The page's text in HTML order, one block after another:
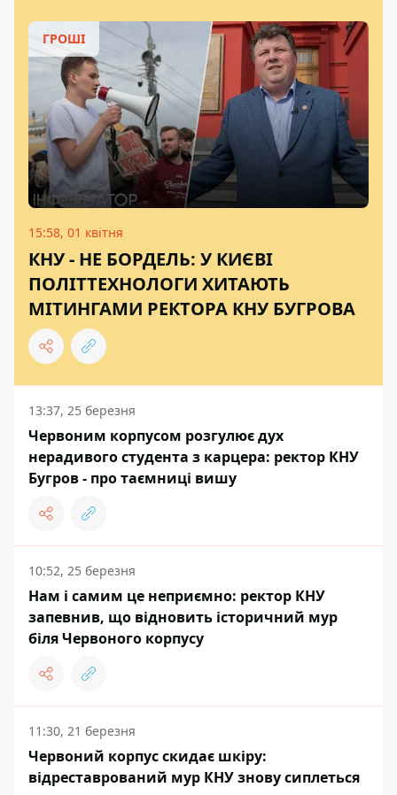
ГРОШІ
15:58, 01 квітня
КНУ - НЕ БОРДЕЛЬ: У КИЄВІ
ПОЛІТТЕХНОЛОГИ ХИТАЮТЬ
МІТИНГАМИ РЕКТОРА КНУ БУГРОВА
13:37, 25 березня
Червоним корпусом розгулює дух
нерадивого студента з карцера: ректор КНУ
Бугров - про таємниці вишу
10:52, 25 березня
Нам і самим це неприємно: ректор КНУ
запевнив, що відновить історичний мур
біля Червоного корпусу
11:30, 21 березня
Червоний корпус скидає шкіру:
відреставрований мур КНУ знову сиплеться